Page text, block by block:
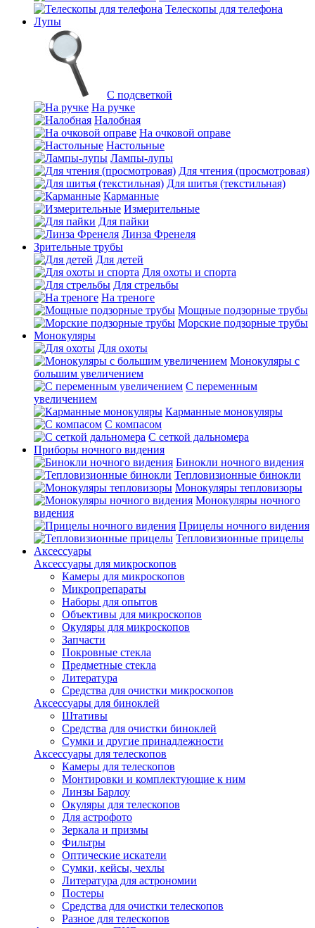
Телескопы для телефона
Лупы
С подсветкой
На ручке
Налобная
На очковой оправе
Настольные
Лампы-лупы
Для чтения (просмотровая)
Для шитья (текстильная)
Карманные
Измерительные
Для пайки
Линза Френеля
Зрительные трубы
Для детей
Для охоты и спорта
Для стрельбы
На треноге
Мощные подзорные трубы
Морские подзорные трубы
Монокуляры
Для охоты
Монокуляры с
большим увеличением
С переменным
увеличением
Карманные монокуляры
С компасом
С сеткой дальномера
Приборы ночного видения
Бинокли ночного видения
Тепловизионные бинокли
Монокуляры тепловизоры
Монокуляры ночного
видения
Прицелы ночного видения
Тепловизионные прицелы
Аксессуары
Аксессуары для микроскопов
Камеры для микроскопов
Микропрепараты
Наборы для опытов
Объективы для микроскопов
Окуляры для микроскопов
Запчасти
Покровные стекла
Предметные стекла
Литература
Средства для очистки микроскопов
Аксессуары для биноклей
Штативы
Средства для очистки биноклей
Сумки и другие принадлежности
Аксессуары для телескопов
Камеры для телескопов
Монтировки и комплектующие к ним
Линзы Барлоу
Окуляры для телескопов
Для астрофото
Зеркала и призмы
Фильтры
Оптические искатели
Сумки, кейсы, чехлы
Литература для астрономии
Постеры
Средства для очистки телескопов
Разное для телескопов